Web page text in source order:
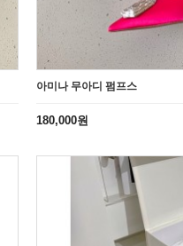
아미나 무아디 펌프스
180,000원